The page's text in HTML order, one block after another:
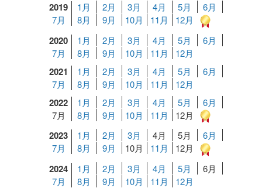
2019 1月 2月 3月 4月 5月
6月
7月
8月 9月 10月 11月 12月
2020 1月 2月 3月 4月 5月
6月
7月
8月 9月 10月 11月 12月
2021 1月 2月 3月 4月 5月
6月
7月
8月 9月 10月 11月 12月
2022 1月 2月 3月 4月 5月
6月
7月
8月 9月 10月 11月 12月
2023 1月 2月 3月 4月 5月
6月
7月
8月 9月 10月 11月 12月
2024 1月 2月 3月 4月 5月
6月
7月
8月 9月 10月 11月 12月